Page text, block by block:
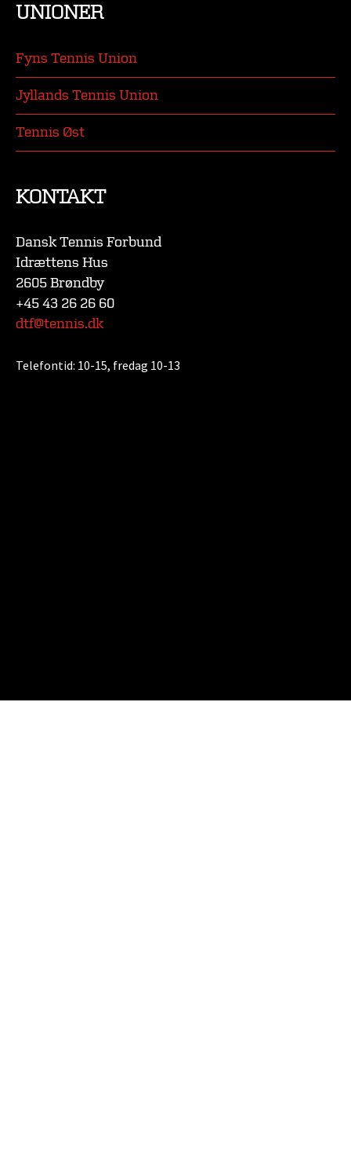
UNIONER
Fyns Tennis Union
Jyllands Tennis Union
Tennis Øst
KONTAKT
Dansk Tennis Forbund
Idrættens Hus
2605 Brøndby
+45 43 26 26 60
dtf@tennis.dk
Telefontid: 10-15, fredag 10-13